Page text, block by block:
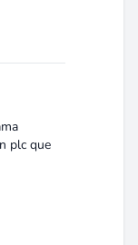
plc que